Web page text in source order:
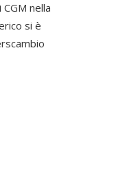
nella
si è